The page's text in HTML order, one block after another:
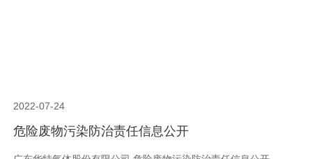
2022-07-24
危险废物污染防治责任信息公开